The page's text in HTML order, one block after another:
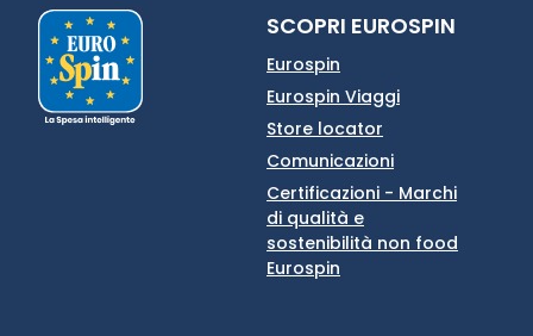
SCOPRI EUROSPIN
Eurospin
Eurospin Viaggi
Store locator
Comunicazioni
Certificazioni - Marchi
di qualità e
sostenibilità non food
Eurospin